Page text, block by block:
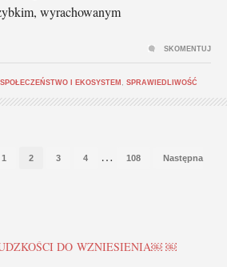
wyrachowanym
SPOŁECZEŃSTWO I EKOSYSTEM SPRAWIEDLIWOŚĆ
SKOMENTUJ
1 2 3 4 … 108
Następna
DO WZNIESIENIA￼ ￼